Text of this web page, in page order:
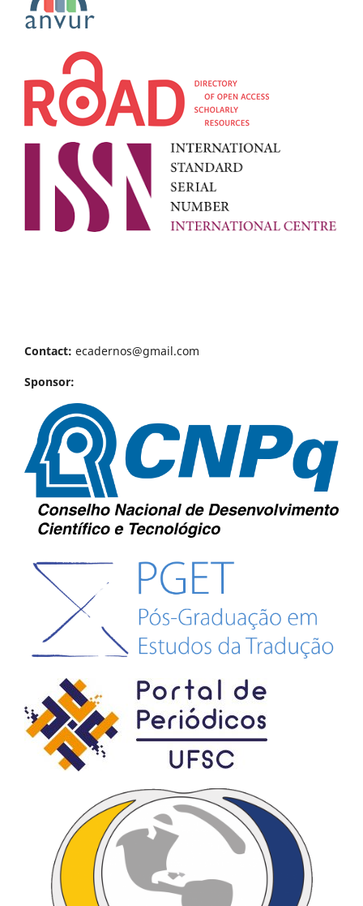
Contact: ecadernos@gmail.com
Sponsor: